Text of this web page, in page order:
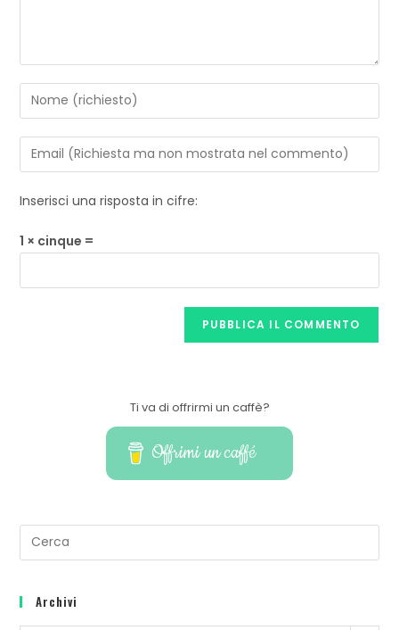
Inserisci una risposta in cifre:
1 × cinque =
Ti va di offrirmi un caffè?
Offrimi un caffé
Archivi